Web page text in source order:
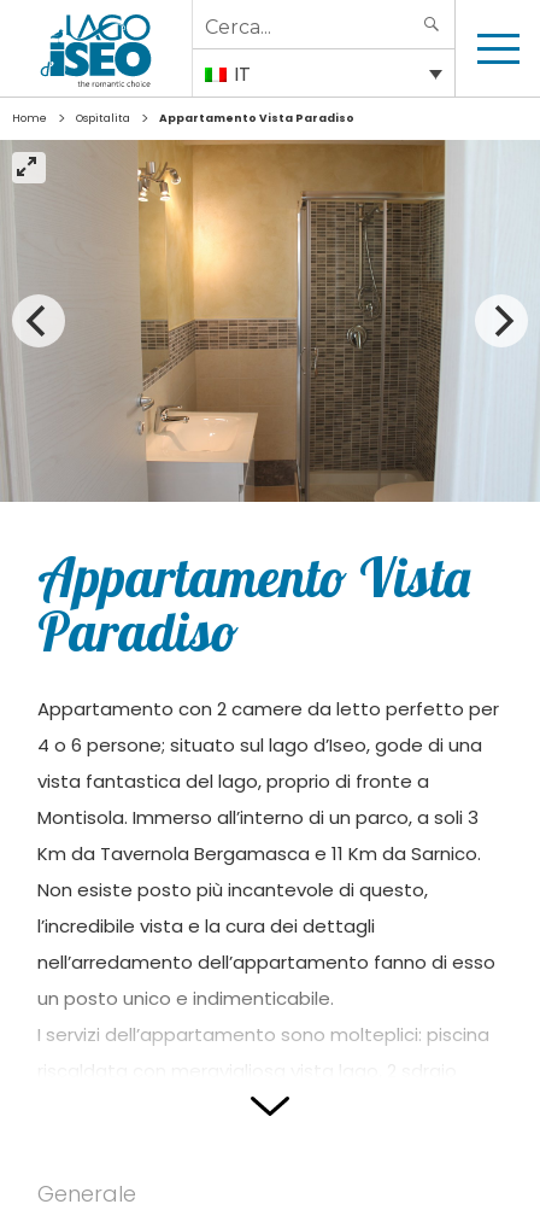
Search
for:
IT
Home > Ospitalita > Appartamento Vista Paradiso
Appartamento Vista
Paradiso
Appartamento con 2 camere da letto perfetto per
4 o 6 persone; situato sul lago d’Iseo, gode di una
vista fantastica del lago, proprio di fronte a
Montisola. Immerso all’interno di un parco, a soli 3
Km da Tavernola Bergamasca e 11 Km da Sarnico.
Non esiste posto più incantevole di questo,
l’incredibile vista e la cura dei dettagli
nell’arredamento dell’appartamento fanno di esso
un posto unico e indimenticabile.
I servizi dell’appartamento sono molteplici: piscina
private, grande terrazzo dove è possible mangiare
Generale